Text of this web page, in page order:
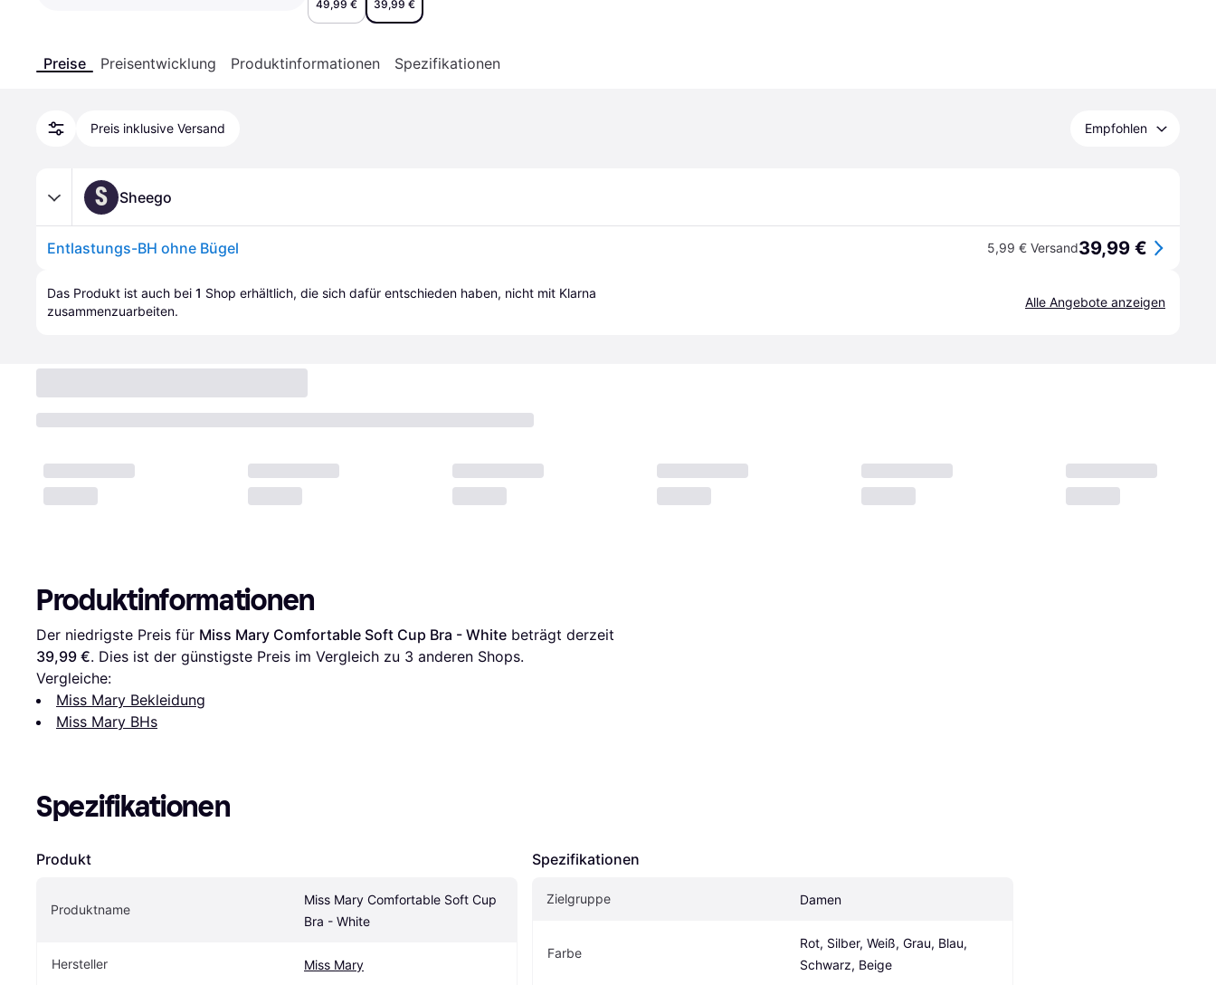
49,99 € 39,99 €
Preise Preisentwicklung Produktinformationen Spezifikationen
Preis inklusive Versand Empfohlen
S Sheego
Entlastungs-BH ohne Bügel 5,99 € Versand39,99 €
Das Produkt ist auch bei 1 Shop erhältlich, die sich dafür entschieden haben, nicht mit Klarna
zusammenzuarbeiten.
Alle Angebote anzeigen
Produktinformationen
Der niedrigste Preis für Miss Mary Comfortable Soft Cup Bra - White
39,99 €. Dies ist der günstigste Preis im Vergleich zu 3 anderen Shops.
Vergleiche:
Miss Mary Bekleidung
Miss Mary BHs
Spezifikationen
Produkt
Produktname
Miss Mary Comfortable Soft Cup
Bra - White
Hersteller Miss Mary
Spezifikationen
Zielgruppe Damen
Farbe
Rot, Silber, Weiß, Grau, Blau,
Schwarz, Beige